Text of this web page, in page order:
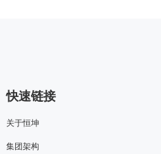
快速链接
关于恒坤
集团架构